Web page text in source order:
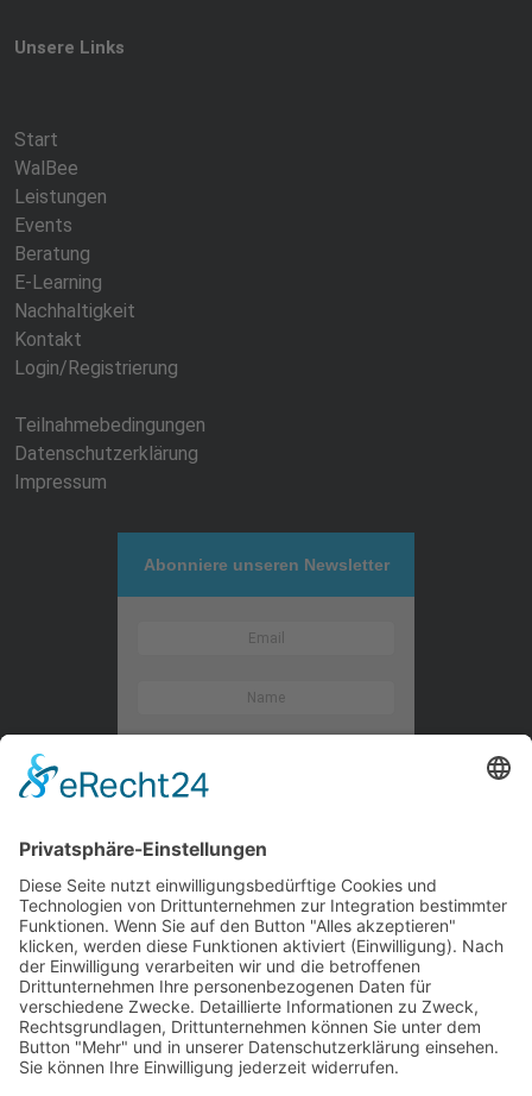
Unsere Links
Start
WalBee
Leistungen
Events
Beratung
E-Learning
Nachhaltigkeit
Kontakt
Login/Registrierung
Teilnahmebedingungen
Datenschutzerklärung
Impressum
Abonniere unseren Newsletter
Kontaktieren Sie uns
WalBee
Bizzmade GmbH
Gießereistraße 29
83022 Rosenheim
Tel.:+49 8031 282 09 50